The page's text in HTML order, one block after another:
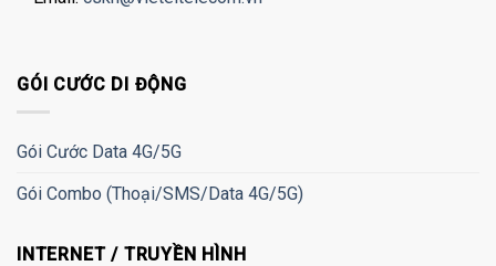
GÓI CƯỚC DI ĐỘNG
Gói Cước Data 4G/5G
Gói Combo (Thoại/SMS/Data 4G/5G)
INTERNET / TRUYỀN HÌNH